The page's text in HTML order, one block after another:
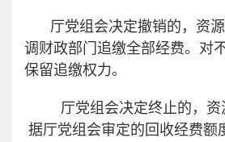
厅党组会决定撤销的，资
调财政部门追缴全部经费。对
保留追缴权力。
厅党组会决定终止的，
据厅党组会审定的回收经费额